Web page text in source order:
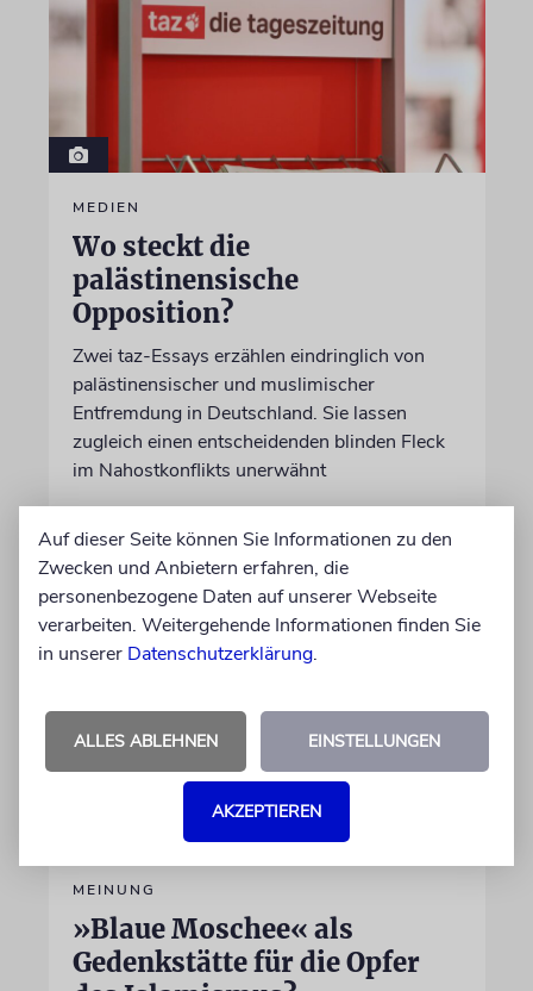
MEDIEN
Wo steckt die
palästinensische
Opposition?
Zwei taz-Essays erzählen eindringlich von
palästinensischer und muslimischer
Entfremdung in Deutschland. Sie lassen
zugleich einen entscheidenden blinden Fleck
im Nahostkonflikts unerwähnt
von Leeor Engländer
06.08.2026
MEINUNG
»Blaue Moschee« als
Gedenkstätte für die Opfer
Auf dieser Seite können Sie Informationen zu den
Zwecken und Anbietern erfahren, die
personenbezogene Daten auf unserer Webseite
verarbeiten. Weitergehende Informationen finden Sie
in unserer Datenschutzerklärung.
ALLES ABLEHNEN EINSTELLUNGEN
AKZEPTIEREN